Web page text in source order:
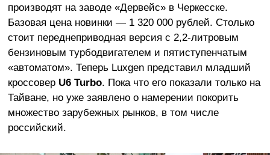
производят на заводе «Дервейс» в Черкесске.
Базовая цена новинки — 1 320 000 рублей. Столько
стоит переднеприводная версия с 2,2-литровым
бензиновым турбодвигателем и пятиступенчатым
«автоматом». Теперь Luxgen представил младший
кроссовер U6 Turbo. Пока что его показали только на
Тайване, но уже заявлено о намерении покорить
множество зарубежных рынков, в том числе
российский.